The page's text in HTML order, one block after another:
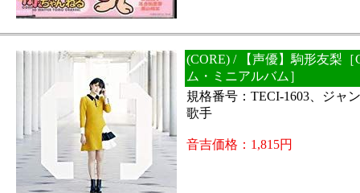
(CORE) / 【声優】駒形友梨［
ム・ミニアルバム］
規格番号：TECI-1603、ジャ
歌手
音吉価格：1,815円